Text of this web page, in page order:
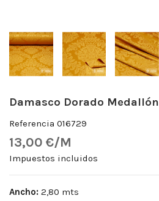
Damasco Dorado Medallón
Referencia 016729
13,00 €/M
Impuestos incluidos
Ancho: 2,80 mts